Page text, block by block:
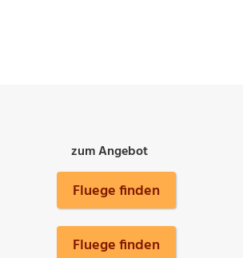
zum Angebot
Fluege finden
Fluege finden